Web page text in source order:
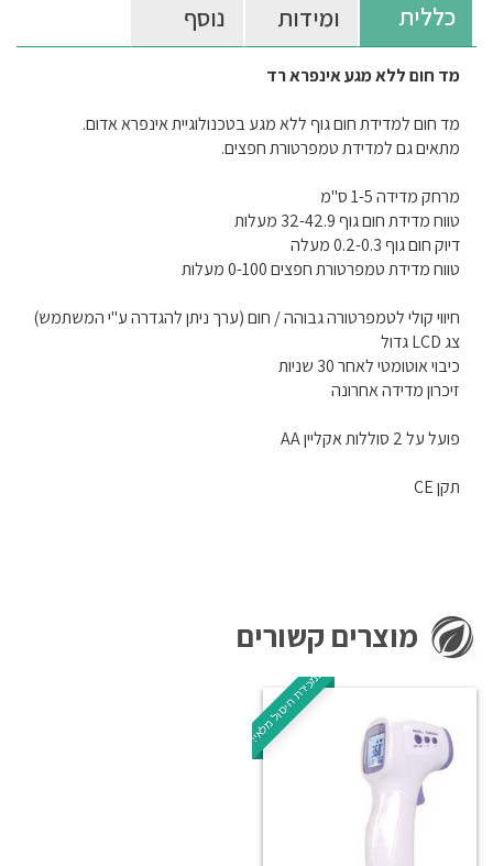
כללית
ומידות
נוסף
מד חום ללא מגע אינפרא רד
מד חום למדידת חום גוף ללא מגע בטכנולוגיית אינפרא אדום.
מתאים גם למדידת טמפרטורת חפצים.
מרחק מדידה 1-5 ס"מ
טווח מדידת חום גוף 32-42.9 מעלות
דיוק חום גוף 0.2-0.3 מעלה
טווח מדידת טמפרטורת חפצים 0-100 מעלות
חיווי קולי לטמפרטורה גבוהה / חום (ערך ניתן להגדרה ע"י המשתמש)
צג LCD גדול
כיבוי אוטומטי לאחר 30 שניות
זיכרון מדידה אחרונה
פועל על 2 סוללות אקליין AA
תקן CE
מוצרים קשורים
במכירת חיסול מלאי!